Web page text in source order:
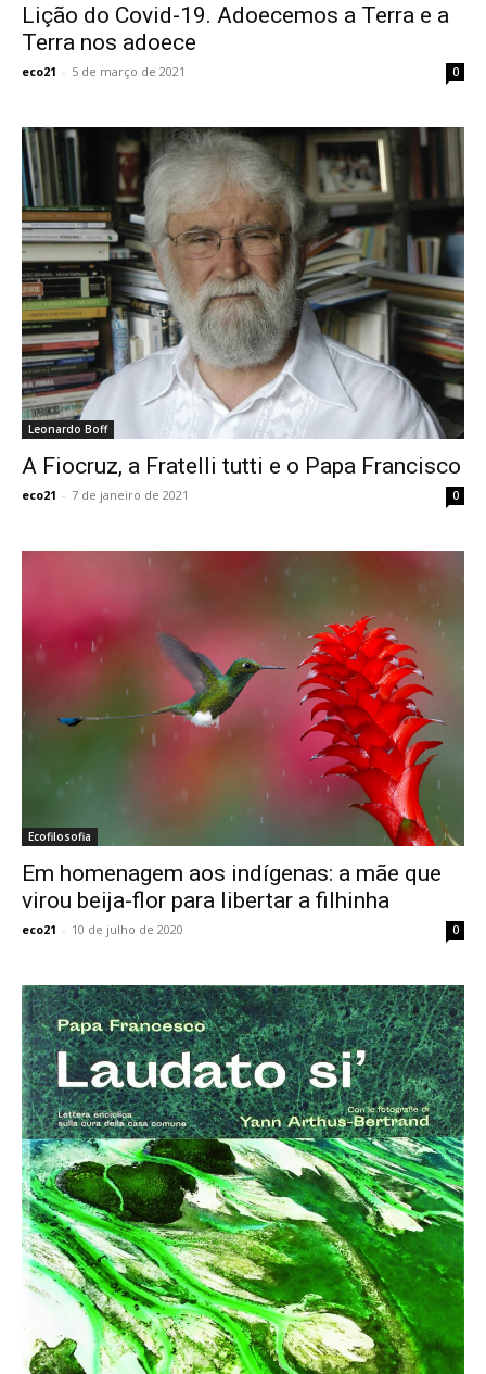
Lição do Covid-19. Adoecemos a Terra e a
Terra nos adoece
eco21 - 5 de março de 2021 0
Leonardo Boff
A Fiocruz, a Fratelli tutti e o Papa Francisco
eco21 - 7 de janeiro de 2021 0
Ecofilosofia
Em homenagem aos indígenas: a mãe que
virou beija-flor para libertar a filhinha
eco21 - 10 de julho de 2020 0